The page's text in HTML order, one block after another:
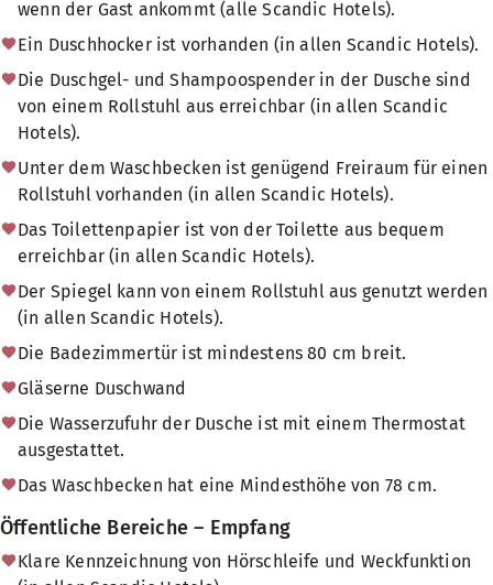
wenn der Gast ankommt (alle Scandic Hotels).
Ein Duschhocker ist vorhanden (in allen Scandic Hotels).
Die Duschgel- und Shampoospender in der Dusche sind
von einem Rollstuhl aus erreichbar (in allen Scandic
Hotels).
Unter dem Waschbecken ist genügend Freiraum für einen
Rollstuhl vorhanden (in allen Scandic Hotels).
Das Toilettenpapier ist von der Toilette aus bequem
erreichbar (in allen Scandic Hotels).
Der Spiegel kann von einem Rollstuhl aus genutzt werden
(in allen Scandic Hotels).
Die Badezimmertür ist mindestens 80 cm breit.
Gläserne Duschwand
Die Wasserzufuhr der Dusche ist mit einem Thermostat
ausgestattet.
Das Waschbecken hat eine Mindesthöhe von 78 cm.
Öffentliche Bereiche – Empfang
Klare Kennzeichnung von Hörschleife und Weckfunktion